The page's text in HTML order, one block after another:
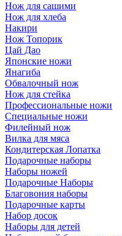
Нож для сашими
Нож для хлеба
Накири
Нож Топорик
Цай Дао
Японские ножи
Янагиба
Обвалочный нож
Нож для стейка
Профессиональные ножи
Специальные ножи
Филейный нож
Вилка для мяса
Кондитерская Лопатка
Подарочные наборы
Наборы ножей
Подарочные Наборы
Благовония наборы
Подарочные карты
Набор досок
Наборы для детей